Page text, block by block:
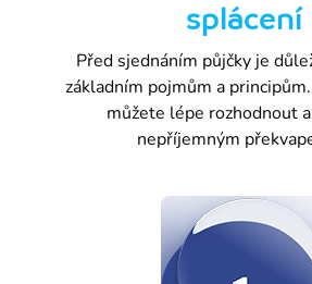
splácení
Před sjednáním půjčky je
základním pojmům a
můžete lépe rozhodnout
nepříjemným